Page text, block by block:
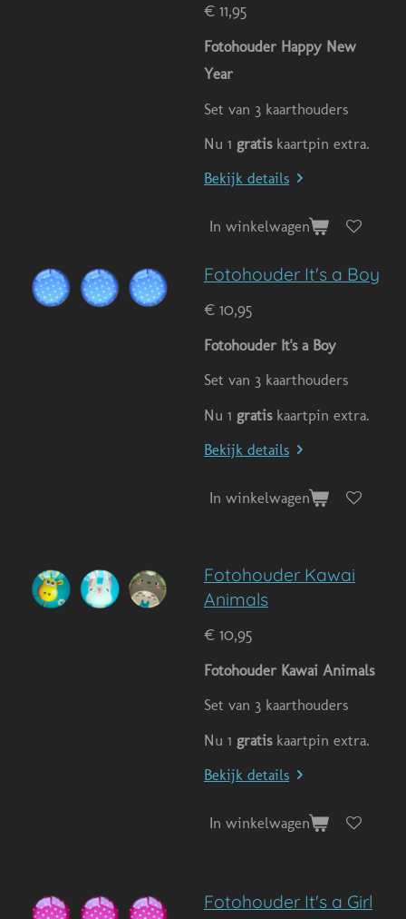
€ 11,95
Fotohouder Happy New
Year
Set van 3 kaarthouders
Nu 1 gratiskaartpin extra.
Bekijk details
In winkelwagen
Fotohouder It's a Boy
€ 10,95
Fotohouder It's a Boy
Set van 3 kaarthouders
Nu 1 gratiskaartpin extra.
Bekijk details
In winkelwagen
Fotohouder Kawai
Animals
€ 10,95
Fotohouder Kawai Animals
Set van 3 kaarthouders
Nu 1 gratiskaartpin extra.
Bekijk details
In winkelwagen
Fotohouder It's a Girl